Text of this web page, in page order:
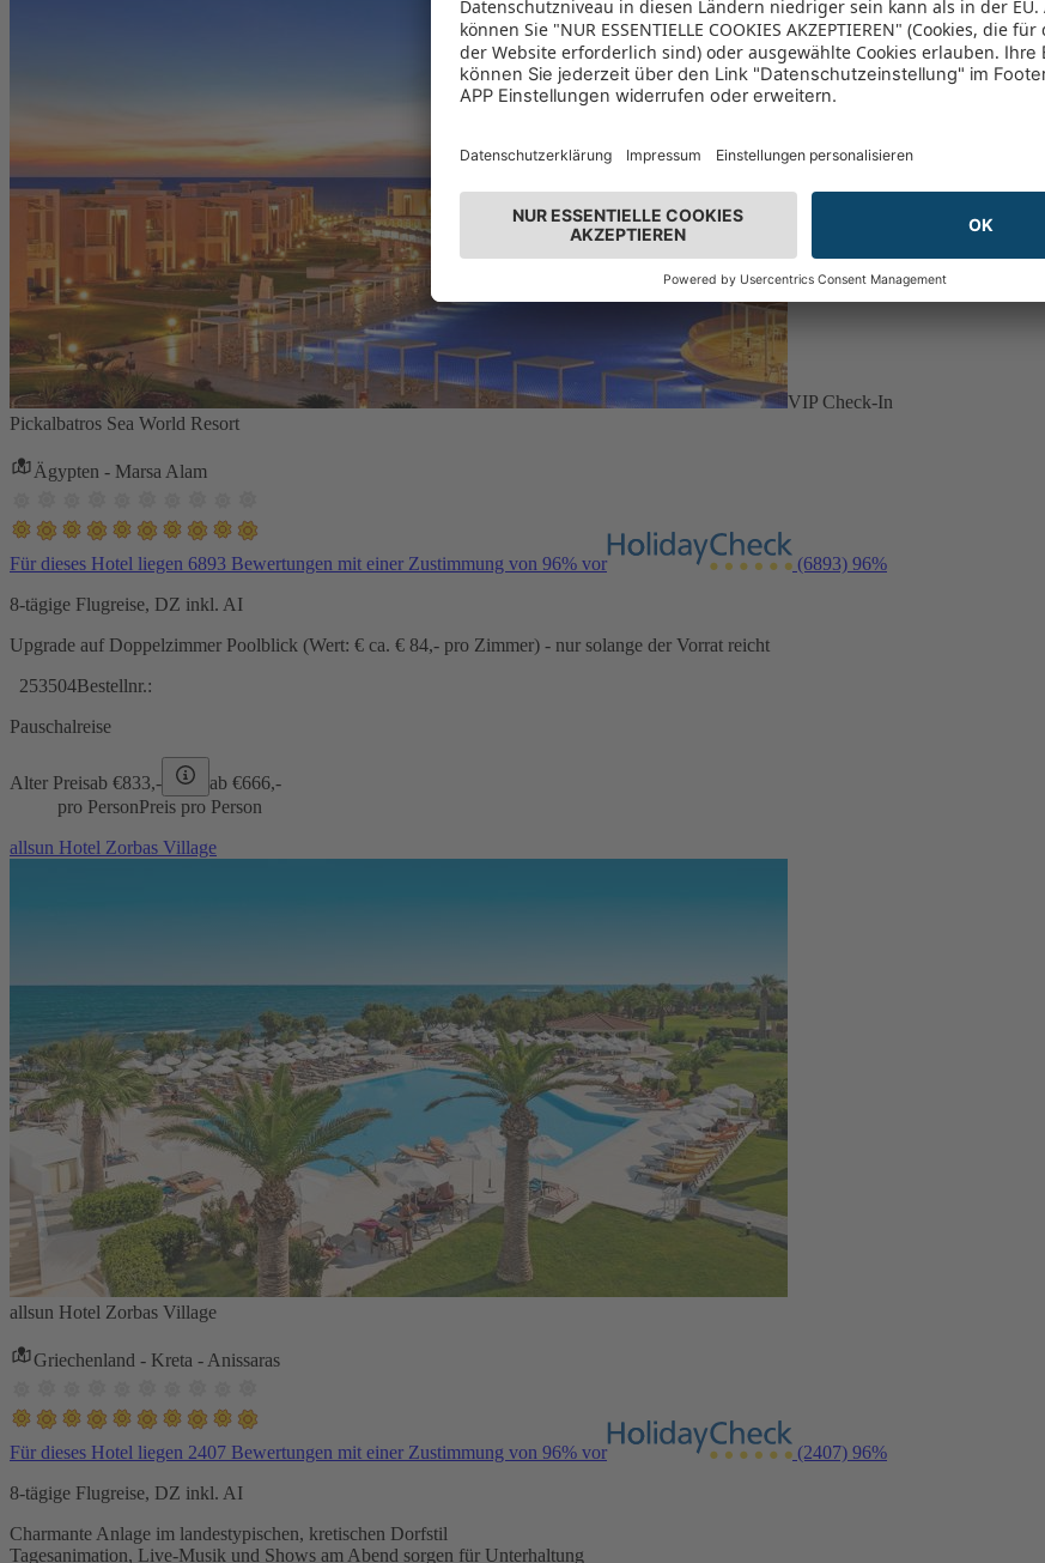
VIP Check-In
Pickalbatros Sea World Resort
Ägypten - Marsa Alam
Für dieses Hotel liegen 6893 Bewertungen mit einer Zustimmung von 96% vor (6893) 96%
8-tägige Flugreise, DZ inkl. AI
Upgrade auf Doppelzimmer Poolblick (Wert: € ca. € 84,- pro Zimmer) - nur solange der Vorrat reicht
253504Bestellnr.:
Pauschalreise
Alter Preisab €833,- ab €666,-
pro PersonPreis pro Person
allsun Hotel Zorbas Village
allsun Hotel Zorbas Village
Griechenland - Kreta - Anissaras
Für dieses Hotel liegen 2407 Bewertungen mit einer Zustimmung von 96% vor (2407) 96%
8-tägige Flugreise, DZ inkl. AI
Charmante Anlage im landestypischen, kretischen Dorfstil
Tagesanimation, Live-Musik und Shows am Abend sorgen für Unterhaltung